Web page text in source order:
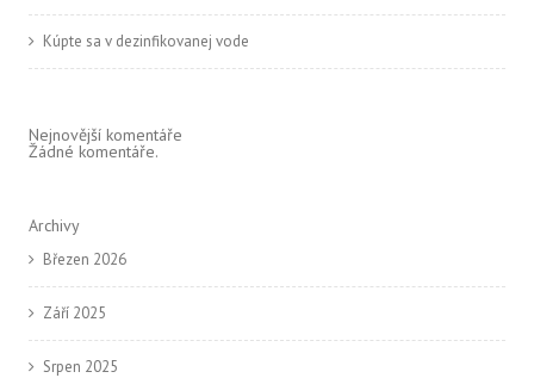
Kúpte sa v dezinfikovanej vode
Nejnovější komentáře
Žádné komentáře.
Archivy
Březen 2026
Září 2025
Srpen 2025